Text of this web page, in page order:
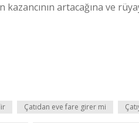
artacağına ve
Çatıdan eve fare girer mi